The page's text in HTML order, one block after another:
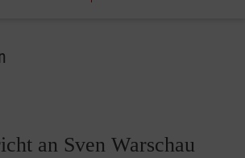
an Sven Warschau